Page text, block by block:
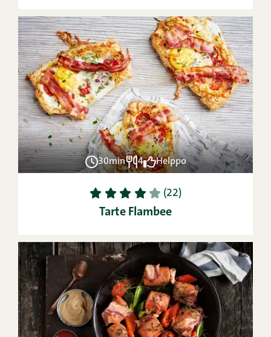
30min 4 Helppo
1 2 3 4 5 (22)
Tarte Flambee